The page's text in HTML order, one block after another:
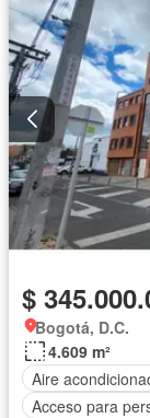
$
Bogotá, D.C.
4.609 m²
Aire
Acceso para